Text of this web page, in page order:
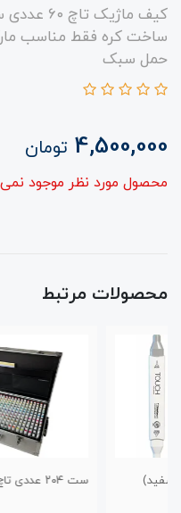
کیف
ساخت کره فقط مناسب
حمل سبک
4,500,000 تومان
محصول مورد نظر موجود
محصولات مرتبط
ست ۲۰۴ عددی تاچ براش